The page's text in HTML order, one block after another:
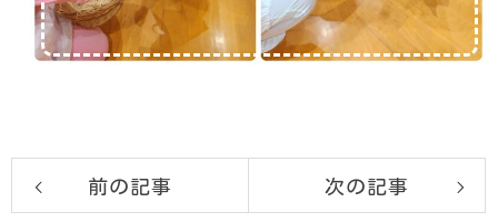
前の記事 次の記事